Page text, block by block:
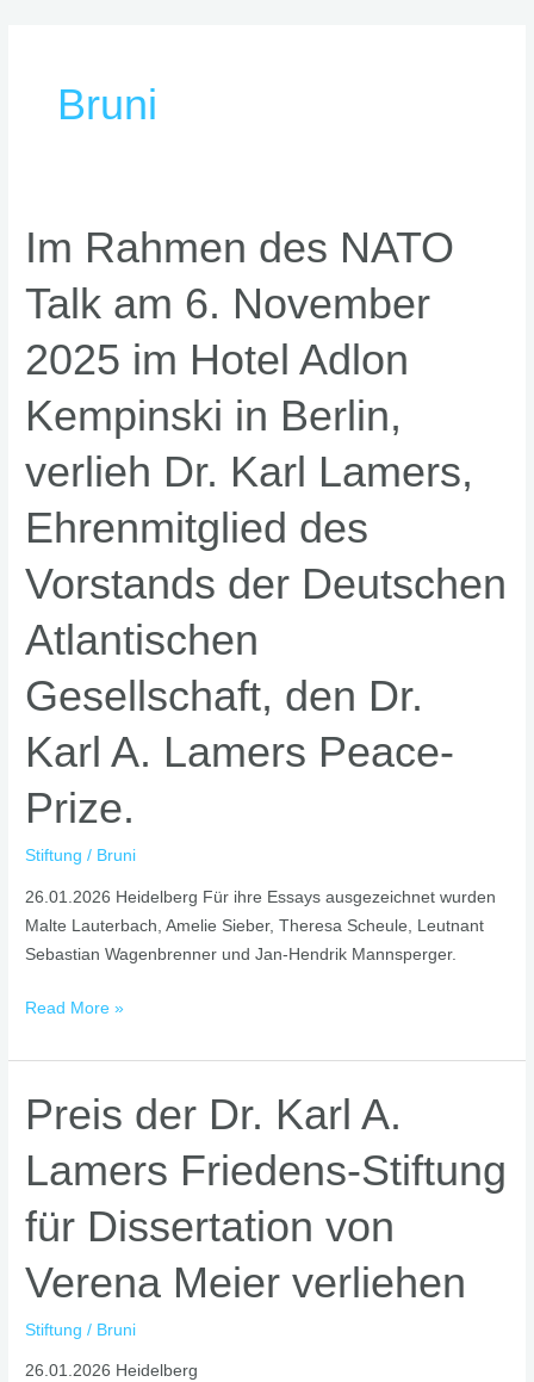
Bruni
Im Rahmen des NATO
Talk am 6. November
2025 im Hotel Adlon
Kempinski in Berlin,
verlieh Dr. Karl Lamers,
Ehrenmitglied des
Vorstands der Deutschen
Atlantischen
Gesellschaft, den Dr.
Karl A. Lamers Peace-
Prize.
Stiftung / Bruni
26.01.2026 Heidelberg Für ihre Essays ausgezeichnet wurden
Malte Lauterbach, Amelie Sieber, Theresa Scheule, Leutnant
Sebastian Wagenbrenner und Jan-Hendrik Mannsperger.
Im
Rahmen
des
NATO
Talk
am
6.
November
2025
im
Hotel
Adlon
Kempinski
in
Berlin,
Dr.
Lamers,
des
der
Deutschen
Atlantischen
Gesellschaft,
Dr.
A.
Peace-
Read More »
Preis der Dr. Karl A.
Lamers Friedens-Stiftung
für Dissertation von
Verena Meier verliehen
Stiftung / Bruni
26.01.2026 Heidelberg
Preis
der
Dr.
Karl
A.
Lamers
Friedens-
Stiftung
für